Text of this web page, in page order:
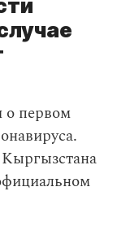
о первом